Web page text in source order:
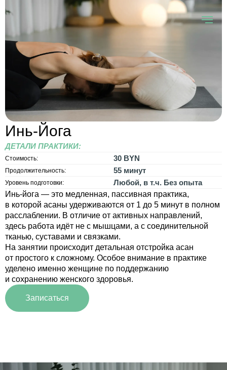
Инь-Йога
ДЕТАЛИ ПРАКТИКИ:
Стоимость: 30 BYN
Продолжительность: 55 минут
Уровень подготовки:
Любой, в т.ч. Без опыта
Инь-йога — это медленная, пассивная практика,
в которой асаны удерживаются от 1 до 5 минут в полном
расслаблении. В отличие от активных направлений,
здесь работа идёт не с мышцами, а с соединительной
тканью, суставами и связками.
На занятии происходит детальная отстройка асан
от простого к сложному. Особое внимание в практике
уделено именно женщине по поддержанию
и сохранению женского здоровья.
Записаться